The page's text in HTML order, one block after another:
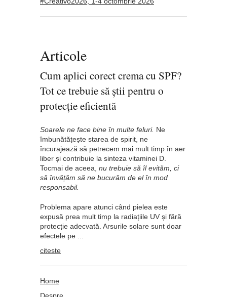
Articole
Cum aplici corect crema cu SPF?
Tot ce trebuie să știi pentru o
protecție eficientă
Soarele ne face bine în multe feluri. Ne
îmbunătățește starea de spirit, ne
încurajează să petrecem mai mult timp în aer
liber și contribuie la sinteza vitaminei D.
Tocmai de aceea, nu trebuie să îl evităm, ci
să învățăm să ne bucurăm de el în mod
responsabil.
Problema apare atunci când pielea este
expusă prea mult timp la radiațiile UV și fără
protecție adecvată. Arsurile solare sunt doar
efectele pe ...
citeste
Home